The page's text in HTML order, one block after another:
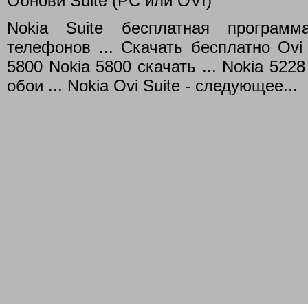
Nokia Suite бесплатная
телефонов ... Cкачать бесплатно
5800 Nokia 5800 скачать ... Nokia
обои ... Nokia Ovi Suite - следующее...